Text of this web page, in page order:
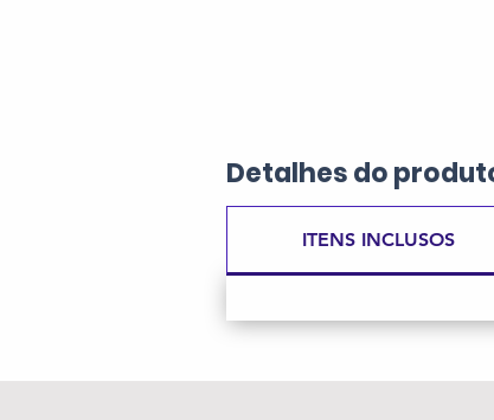
Detalhesdo
ITENS INCLUSOS